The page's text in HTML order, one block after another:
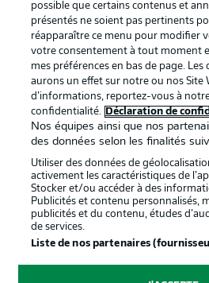
© 2026 Bundesliga-
Choisissez votre langue
Français
Affichage
possible que certains contenus et
présentés ne soient pas pertinents
réapparaître ce menu pour modifier
votre consentement à tout moment
mes préférences en bas de page.
aurons un effet sur notre ou nos Site
d’informations, reportez-vous à
confidentialité.
Déclaration de
Nos équipes ainsi que nos
des données selon les finalités
Utiliser des données de
activement les caractéristiques de
Stocker et/ou accéder à des
Publicités et contenu personnalisés,
publicités et du contenu, études
de services.
Liste de nos partenaires